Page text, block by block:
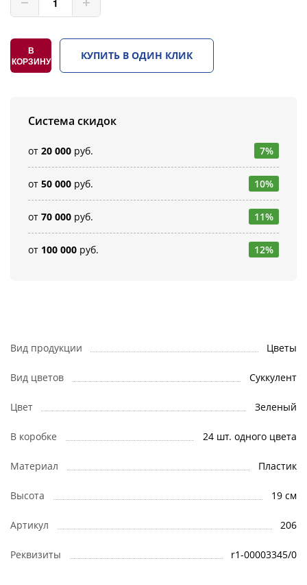
В
КОРЗИНУ
КУПИТЬ В ОДИН КЛИК
Система скидок
от 20 000 руб. 7%
от 50 000 руб. 10%
от 70 000 руб. 11%
от 100 000 руб. 12%
Вид продукции Цветы
Вид цветов Суккулент
Цвет Зеленый
В коробке 24 шт. одного цвета
Материал Пластик
Высота 19 см
Артикул 206
Реквизиты r1-00003345/0